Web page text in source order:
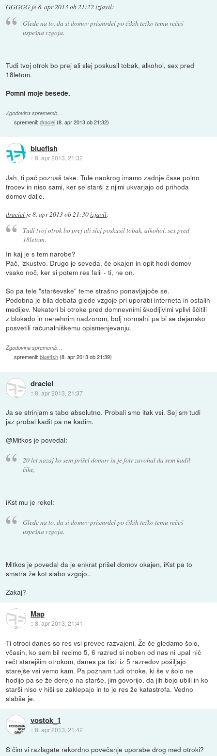
GGGGG je8. apr 2013 ob 21:22 izjavil:
Glede na to, da si domov prismrdel po čikih težko temu rečeš
uspešna vzgoja.
Tudi tvoj otrok bo prej ali slej poskusil tobak, alkohol, sex pred
18letom.
Pomni moje besede.
Zgodovina sprememb…
spremenil:draciel(8. apr 2013 ob 21:32)
bluefish
::8. apr 2013, 21:32
Jah, ti pač poznaš take. Tule naokrog imamo zadnje čase polno
frocev in niso sami, ker se starši z njimi ukvarjajo od prihoda
domov dalje.
draciel je8. apr 2013 ob 21:30izjavil:
Tudi tvoj otrok bo prej ali slej poskusil tobak, alkohol, sex pred
18letom.
In kaj je s tem narobe?
Pač, izkustvo. Drugo je seveda, če okajen in opit hodi domov
vsako noč, ker si potem res falil - ti, ne on.
So pa tele "starševske" teme strašno ponavljajoče se.
Podobna je bila debata glede vzgoje pri uporabi interneta in ostalih
medijev. Nekateri bi otroke pred domnevnimi škodljivimi vplivi ščitili
z blokado in nenehnim nadzorom, bolj normalni pa bi se dejansko
posvetili računalniškemu opismenjevanju.
Zgodovina sprememb…
spremenil:bluefish(8. apr 2013 ob 21:39)
draciel
::8. apr 2013, 21:37
Ja se strinjam s tabo absolutno. Probali smo itak vsi. Sej sm tudi
jaz probal kadit pa ne kadim.
@Mitkos je povedal:
20 let nazaj ko sem prišel domov in je fotr zavohal da sem kadil
čike,
iKst mu je rekel:
Glede na to, da si domov prismrdel po čikih težko temu rečeš
uspešna vzgoja.
Mitkos je povedal da je enkrat prišel domov okajen, iKst pa to
smatra že kot slabo vzgojo..
Zakaj?
Map
::8. apr 2013, 21:41
Ti otroci danes so res vsi prevec razvajeni. Že če gledamo šolo,
včasih, ko sem bil recimo 5, 6 razred si noben od nas ni upal nič
rečt starejšim otrokom, danes pa tisti iz 5 razredov pošiljajo
starejše vsi vemo kam. Pa poznam tudi otroke, ki še v šolo ne
hodijo pa se že derejo na starše, jim govorijo, da jih bojo ubili in ko
starši niso v hiši se zaklepajo in to je res že katastrofa. Vedno
slabše je.
vostok_1
::8. apr 2013, 21:42
S čim vi razlagate rekordno povečanje uporabe drog med otroki?